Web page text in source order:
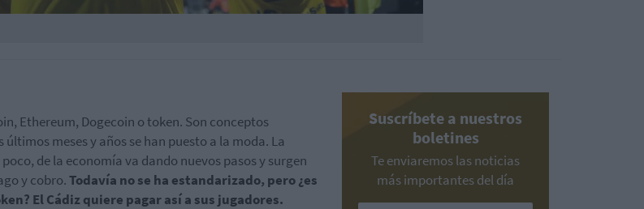
Ethereum, Dogecoin o token. Son conceptos
últimos meses y años se han puesto a la moda. La
de la economía va dando nuevos pasos y surgen
y cobro.Todavía no se ha estandarizado, pero ¿es
El Cádiz quiere pagar así a sus jugadores.
Suscríbete a nuestros
boletines
Te enviaremos las noticias
más importantes del día